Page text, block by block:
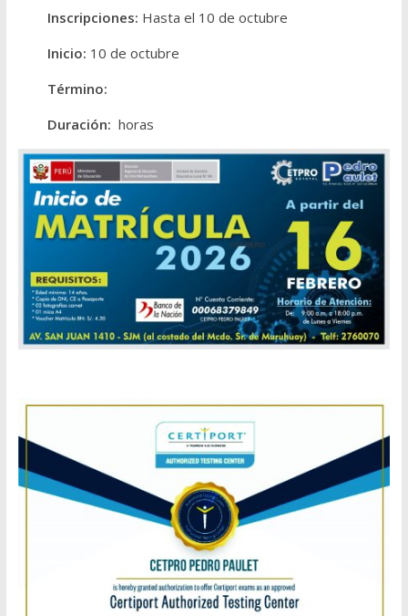
Inscripciones: Hasta el 10 de octubre
Inicio: 10 de octubre
Término:
Duración: horas